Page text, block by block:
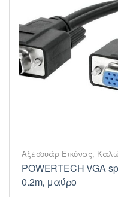
Αξεσουάρ Εικόνας,
POWERTECH VGA
0.2m, μαύρο